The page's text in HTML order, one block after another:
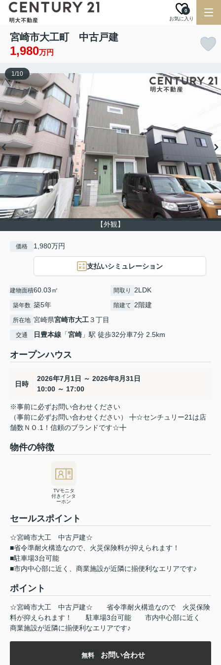
お気に入り
0
宮崎市大工町 中古戸建
1,980万円
【外観】
1/10
価格 1,980万円
支払いシミュレーション
建物面積60.03㎡ 間取り 2LDK
築年数 築5年 階建て 2階建
所在地 宮崎県宮崎市大工３丁目
交通 日豊本線 「宮崎 」駅 徒歩32分車7分 2.5km
オープンハウス
日時
2026年7月1日 ～ 2026年8月31日
10:00 ～ 17:00
※事前に必ずお問い合わせください
（事前に必ずお問い合わせください） ╋☆センチュリー21は店
舗数ＮＯ.1！信頼のブランドです☆╋
物件の特徴
TVモニタ
付きインタ
ーホン
セールスポイント
☆宮崎市大工 中古戸建☆
■省令準耐火構造なので、火災保険料が抑えられます！
■駐車場3台可能
■市内中心部に近く、商業施設が近隣に揃便利なエリアです♪
ポイント
☆宮崎市大工 中古戸建☆ 省令準耐火構造なので
火災保険
料が抑えられます！
駐車場3台可能
市内中心部に近く
商業施設が近隣に揃便利なエリアです♪
無料 お問い合わせ